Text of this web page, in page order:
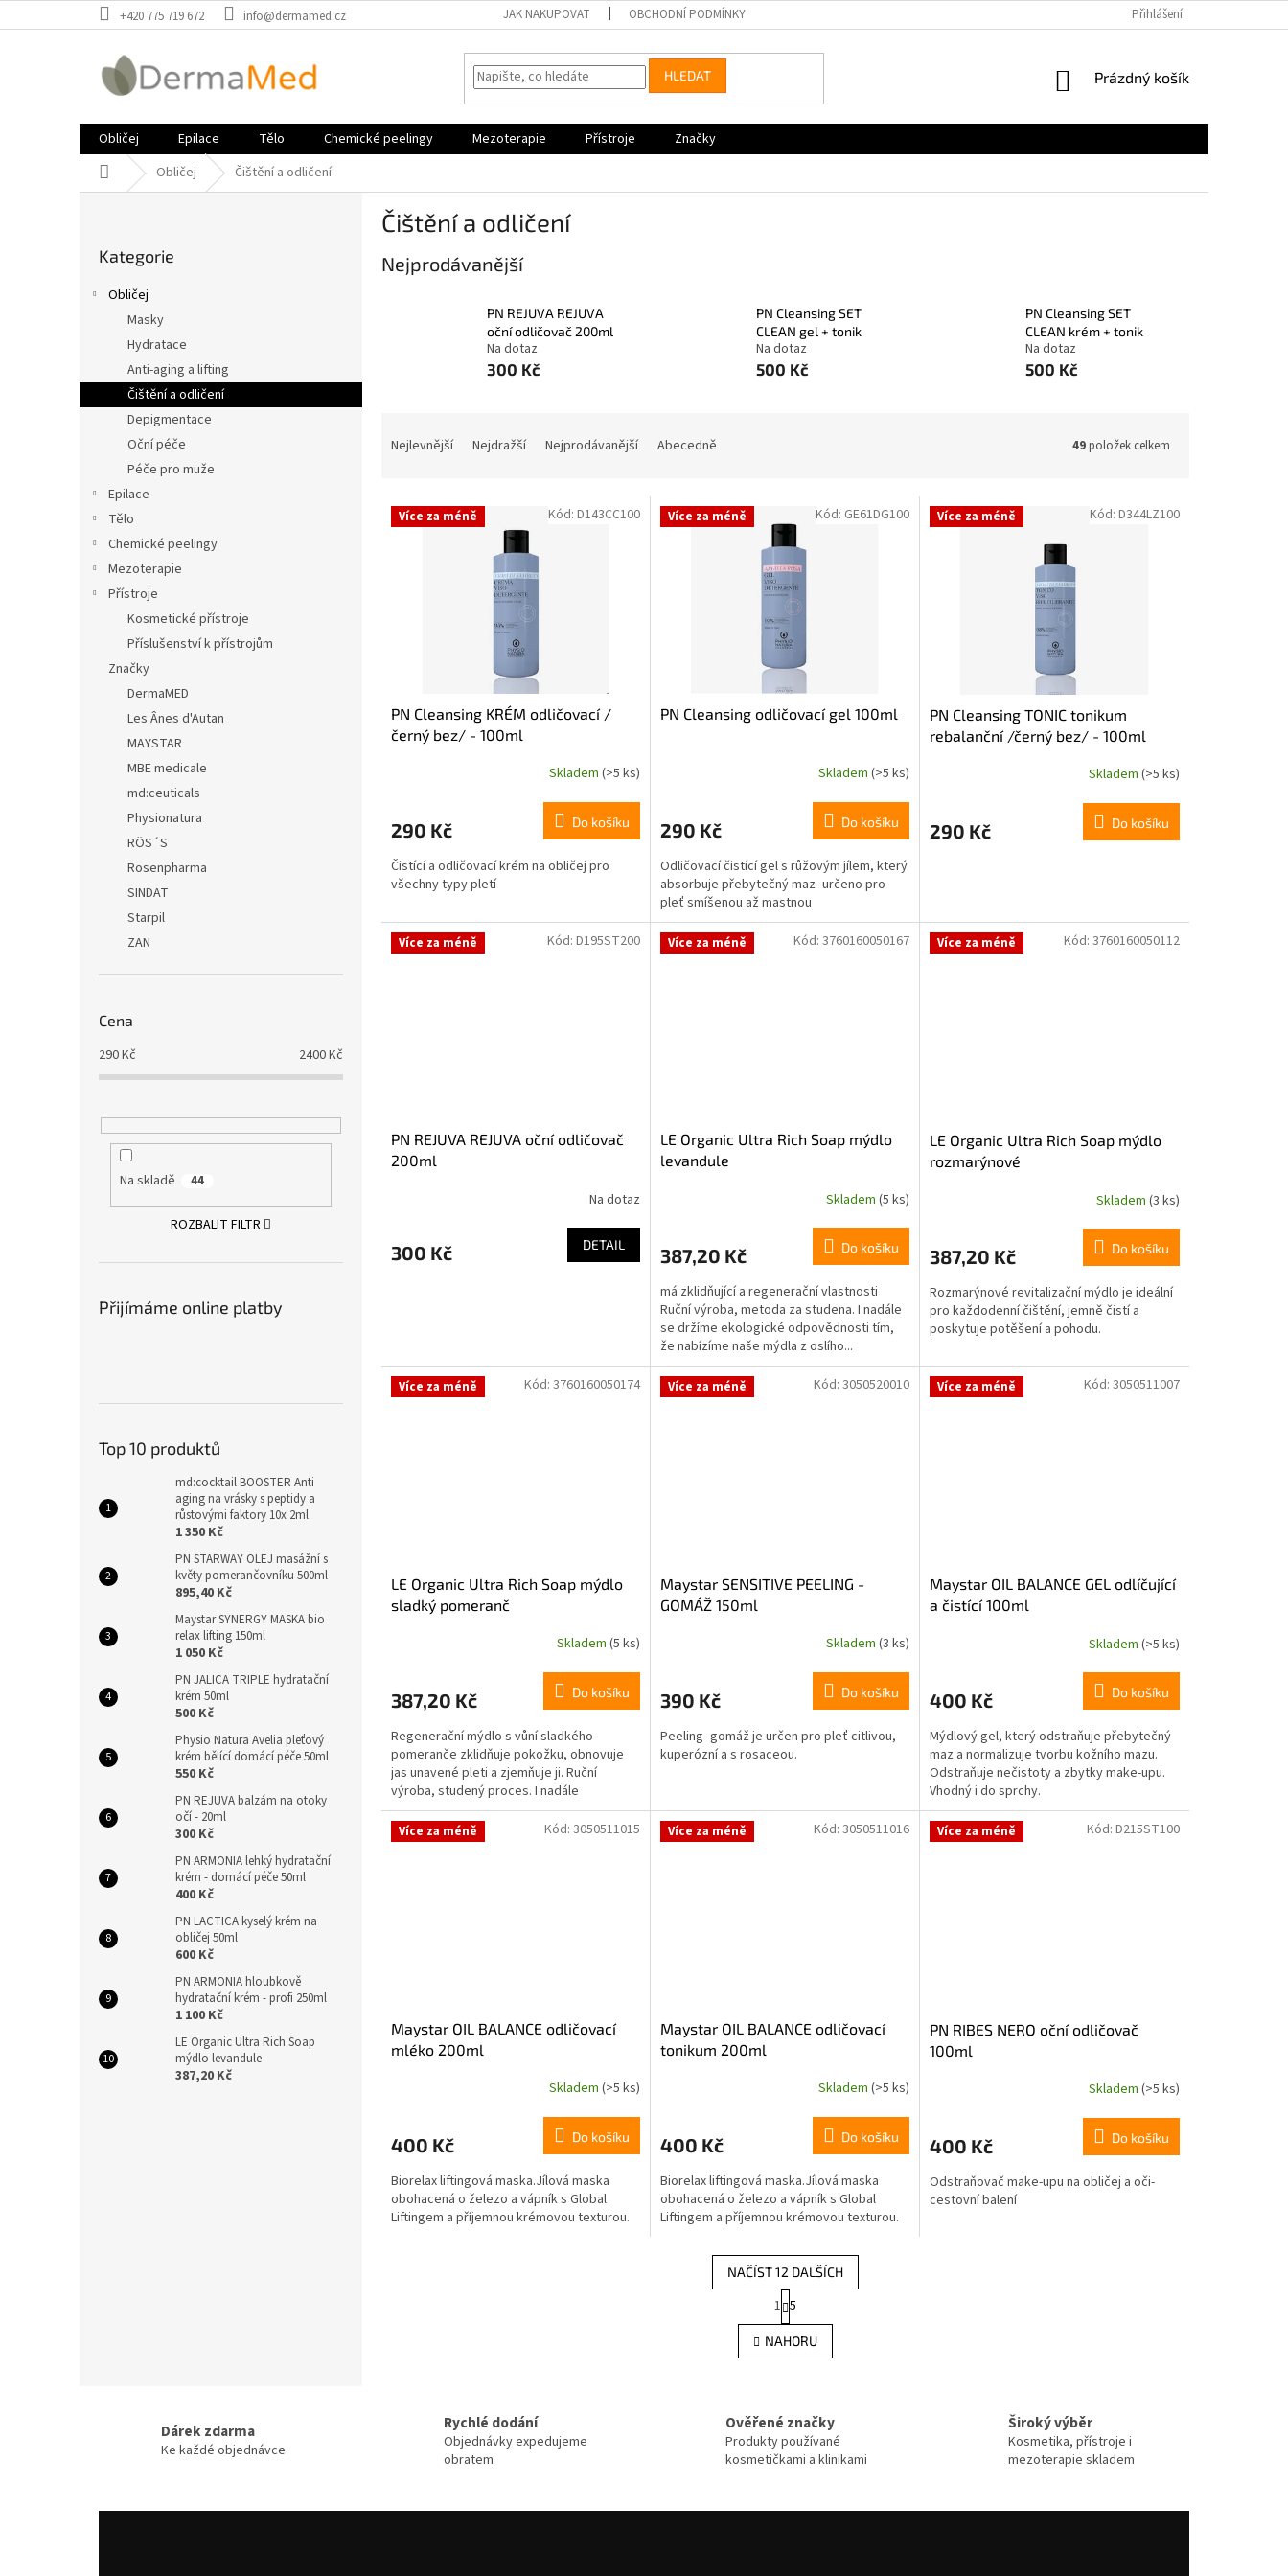
na
+420 775 719 672 info@dermamed.cz JAK NAKUPOVAT OBCHODNÍ PODMÍNKY Přihlášení
HLEDAT
NÁKUPNÍ
Prázdný košík
Obličej Epilace Tělo Chemické peelingy Mezoterapie Přístroje
Značky
Domů Obličej Čištění a odličení
a
kategorie
Kategorie
Obličej
Masky
Hydratace
Anti-aging a lifting
Čištění a odličení
Depigmentace
Oční péče
Péče pro muže
Epilace
Tělo
Chemické peelingy
Mezoterapie
Přístroje
Kosmetické přístroje
Příslušenství k přístrojům
Značky
DermaMED
Les Ânes d'Autan
MAYSTAR
MBE medicale
md:ceuticals
Physionatura
RÖS´S
Rosenpharma
SINDAT
Starpil
ZAN
Cena
290Kč 2400Kč
Na skladě 44
ROZBALIT FILTR
Přijímáme online platby
Top 10 produktů
md:cocktail BOOSTER Anti
aging na vrásky s peptidy a
růstovými faktory 10x 2ml
1 350 Kč
PN STARWAY OLEJ masážní s
květy pomerančovníku 500ml
895,40 Kč
Maystar SYNERGY MASKA bio
relax lifting 150ml
1 050 Kč
PN JALICA TRIPLE hydratační
krém 50ml
500 Kč
Physio Natura Avelia pleťový
krém bělící domácí péče 50ml
550 Kč
PN REJUVA balzám na otoky
očí - 20ml
300 Kč
PN ARMONIA lehký hydratační
krém - domácí péče 50ml
400 Kč
PN LACTICA kyselý krém na
obličej 50ml
600 Kč
PN ARMONIA hloubkově
hydratační krém - profi 250ml
1 100 Kč
LE Organic Ultra Rich Soap
mýdlo levandule
387,20 Kč
Čištění a odličení
Nejprodávanější
PN REJUVA REJUVA
oční odličovač 200ml
Na dotaz
300 Kč
PN Cleansing SET
CLEAN gel + tonik
Na dotaz
500 Kč
PN Cleansing SET
CLEAN krém + tonik
Na dotaz
500 Kč
n
Nejlevnější Nejdražší Nejprodávanější Abecedně 49položek celkem
V Více za méně
PN Cleansing KRÉM odličovací /
černý bez/ - 100ml
Skladem (>5 ks)
290 Kč Do košíku
Čistící a odličovací krém na obličej pro
všechny typy pletí
Kód: D143CC100 Více za méně
PN Cleansing odličovací gel 100ml
Skladem (>5 ks)
290 Kč Do košíku
Odličovací čistící gel s růžovým jílem, který
absorbuje přebytečný maz- určeno pro
pleť smíšenou až mastnou
Kód: GE61DG100 Více za méně
PN Cleansing TONIC tonikum
rebalanční /černý bez/ - 100ml
Skladem (>5 ks)
290 Kč Do košíku
Kód: D344LZ100
Více za méně
PN REJUVA REJUVA oční odličovač
200ml
Na dotaz
300 Kč DETAIL
Kód: D195ST200 Více za méně
LE Organic Ultra Rich Soap mýdlo
levandule
Skladem (5 ks)
387,20 Kč Do košíku
má zklidňující a regenerační vlastnosti
Ruční výroba, metoda za studena. I nadále
se držíme ekologické odpovědnosti tím,
že nabízíme naše mýdla z oslího...
Kód: 3760160050167 Více za méně
LE Organic Ultra Rich Soap mýdlo
rozmarýnové
Skladem (3 ks)
387,20 Kč Do košíku
Rozmarýnové revitalizační mýdlo je ideální
pro každodenní čištění, jemně čistí a
poskytuje potěšení a pohodu.
Kód: 3760160050112
Více za méně
LE Organic Ultra Rich Soap mýdlo
sladký pomeranč
Skladem (5 ks)
387,20 Kč Do košíku
Regenerační mýdlo s vůní sladkého
pomeranče zklidňuje pokožku, obnovuje
jas unavené pleti a zjemňuje ji. Ruční
výroba, studený proces. I nadále
dodržujeme ekologicky...
Kód: 3760160050174 Více za méně
Maystar SENSITIVE PEELING -
GOMÁŽ 150ml
Skladem (3 ks)
390 Kč Do košíku
Peeling- gomáž je určen pro pleť citlivou,
kuperózní a s rosaceou.
Kód: 3050520010 Více za méně
Maystar OIL BALANCE GEL odlíčující
a čistící 100ml
Skladem (>5 ks)
400 Kč Do košíku
Mýdlový gel, který odstraňuje přebytečný
maz a normalizuje tvorbu kožního mazu.
Odstraňuje nečistoty a zbytky make-upu.
Vhodný i do sprchy.
Kód: 3050511007
Více za méně
Maystar OIL BALANCE odličovací
mléko 200ml
Skladem (>5 ks)
400 Kč Do košíku
Biorelax liftingová maska.​Jílová maska ​​
obohacená o železo a vápník s Global
Liftingem a příjemnou krémovou texturou.
Kód: 3050511015 Více za méně
Maystar OIL BALANCE odličovací
tonikum 200ml
Skladem (>5 ks)
400 Kč Do košíku
Biorelax liftingová maska.​Jílová maska ​​
obohacená o železo a vápník s Global
Liftingem a příjemnou krémovou texturou.
Kód: 3050511016 Více za méně
PN RIBES NERO oční odličovač
100ml
Skladem (>5 ks)
400 Kč Do košíku
Odstraňovač make-upu na obličej a oči-
cestovní balení
Kód: D215ST100
O
v
l
c
í
p
k
NAČÍST 12 DALŠÍCH
S
t
r
á
n
á
n
í
1 5
NAHORU
Dárek zdarma
Ke každé objednávce
Rychlé dodání
Objednávky expedujeme
obratem
Ověřené značky
Produkty používané
kosmetičkami a klinikami
Široký výběr
Kosmetika, přístroje i
mezoterapie skladem